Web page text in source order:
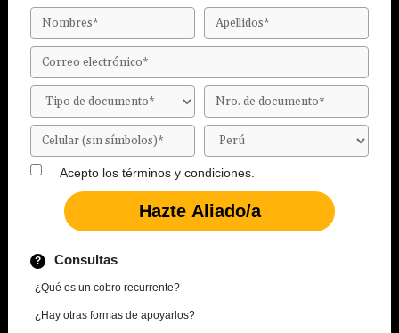
Acepto los términos y condiciones.
Consultas
¿Qué es un cobro recurrente?
¿Hay otras formas de apoyarlos?